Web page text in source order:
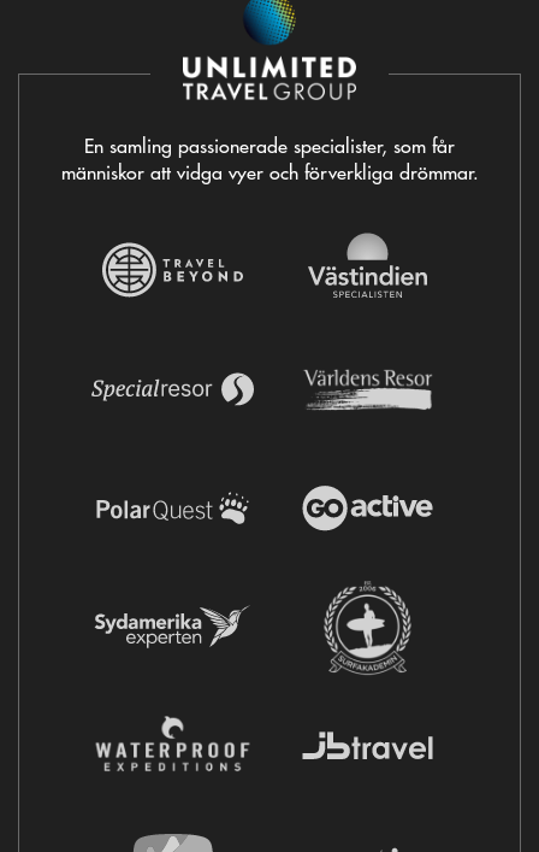
En samling passionerade specialister, som får
människor att vidga vyer och förverkliga drömmar.